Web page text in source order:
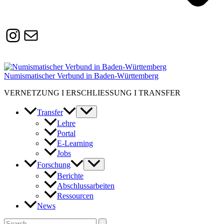
Instagram
Susanne.Boerner@zaw.uni-
heidelberg.de
Numismatischer Verbund in Baden-Württemberg
VERNETZUNG I ERSCHLIESSUNG I TRANSFER
Transfer
Lehre
Portal
E-Learning
Jobs
Forschung
Berichte
Abschlussarbeiten
Ressourcen
News